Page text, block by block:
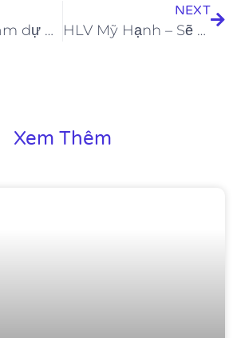
Đăng ký tham dự Dự án Người Mẫu Toàn Năng 2021 – Cơ hội mở hướng tương lai
NEXT
HLV Mỹ Hạnh – Sẽ không khoan nhượng với bất kỳ HLV nào tại dự án tìm kiếm Người Mẫu Toàn Năng
Xem Thêm